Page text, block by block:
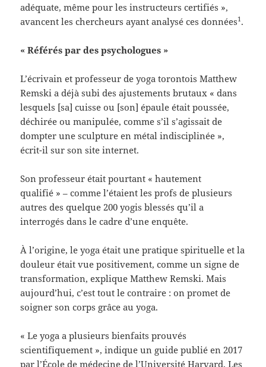
adéquate, même pour les instructeurs certifiés »,
avancent les chercheurs ayant analysé ces données1 .
« Référés par des psychologues »
L’écrivain et professeur de yoga torontois Matthew
Remski a déjà subi des ajustements brutaux « dans
lesquels [sa] cuisse ou [son] épaule était poussée,
déchirée ou manipulée, comme s’il s’agissait de
dompter une sculpture en métal indisciplinée »,
écrit-il sur son site internet.
Son professeur était pourtant « hautement
qualifié » – comme l’étaient les profs de plusieurs
autres des quelque 200 yogis blessés qu’il a
interrogés dans le cadre d’une enquête.
À l’origine, le yoga était une pratique spirituelle et la
douleur était vue positivement, comme un signe de
transformation, explique Matthew Remski. Mais
aujourd’hui, c’est tout le contraire : on promet de
soigner son corps grâce au yoga.
« Le yoga a plusieurs bienfaits prouvés
scientifiquement », indique un guide publié en 2017
par l’École de médecine de l’Université Harvard. Les